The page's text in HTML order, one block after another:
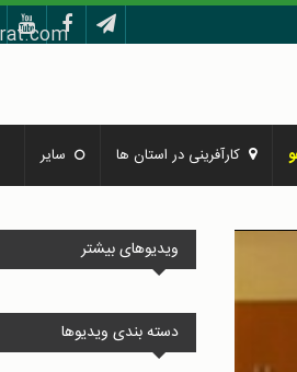
کارآفرینی در استان ها سایر
ویدیوهای بیشتر
دسته بندی ویدیوها